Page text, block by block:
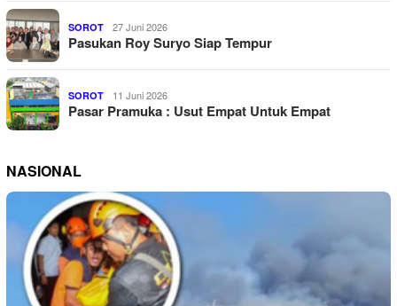
SOROT 27 Juni 2026
Pasukan Roy Suryo Siap Tempur
SOROT 11 Juni 2026
Pasar Pramuka : Usut Empat Untuk Empat
NASIONAL